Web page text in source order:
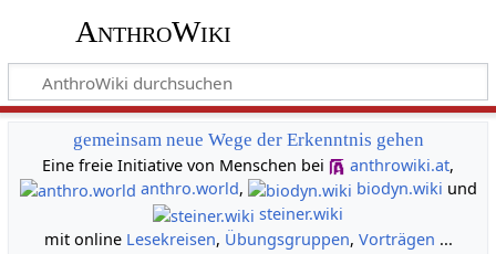
AnthroWiki
gemeinsam neue Wege der Erkenntnis gehen
Eine freie Initiative von Menschen bei
anthrowiki.at,
anthro.world, biodyn.wiki und
steiner.wiki
mit online Lesekreisen, Übungsgruppen, Vorträgen ...